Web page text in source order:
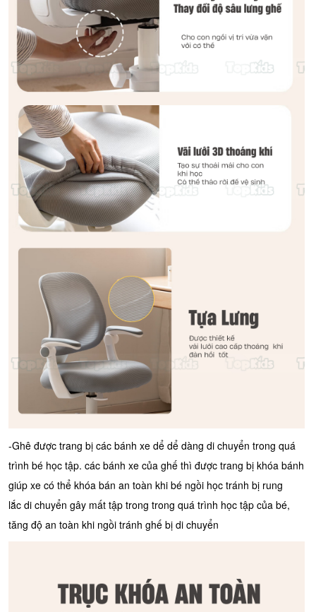
-Ghê được trang bị các bánh xe dể dể dàng di chuyển trong quá
trình bé học tập. các bánh xe của ghế thì được trang bị khóa bánh
giúp xe có thể khóa bán an toàn khi bé ngồi học tránh bị rung
lắc di chuyển gây mất tập trong trong quá trình học tập của bé,
tăng độ an toàn khi ngồi tránh ghế bị di chuyển